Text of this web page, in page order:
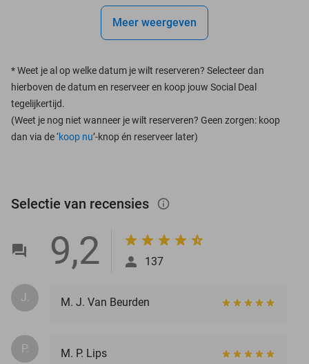
Meer weergeven
*Weet je al op welke datum je wilt reserveren? Selecteer dan
hierboven de datum en reserveer en koop jouw Social Deal
tegelijkertijd.
(Weet je nog niet wanneer je wilt reserveren? Geen zorgen: koop
dan via de ‘koop nu’-knop én reserveer later)
Selectie van recensies info_outlined
9,2 137
J. M. J. Van Beurden
P.
M. P. Lips